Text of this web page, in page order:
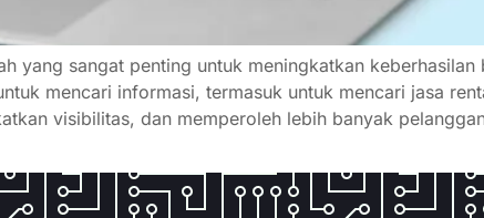
yang sangat penting untuk meningkatkan
mencari informasi, termasuk untuk mencari jasa
visibilitas, dan memperoleh lebih banyak